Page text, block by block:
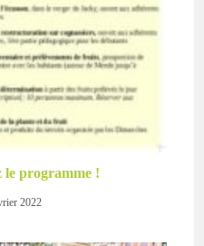
le programme !
2022